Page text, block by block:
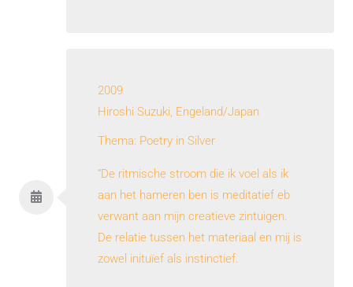
2009
Hiroshi Suzuki, Engeland/Japan
Thema: Poetry in Silver
“De ritmische stroom die ik voel als ik
aan het hameren ben is meditatief eb
verwant aan mijn creatieve zintuigen.
De relatie tussen het materiaal en mij is
zowel inituïef als instinctief.